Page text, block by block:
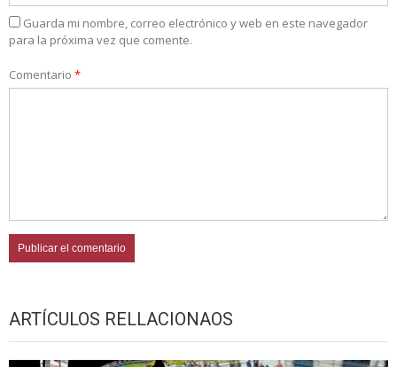
Guarda mi nombre, correo electrónico y web en este navegador
para la próxima vez que comente.
Comentario *
ARTÍCULOS RELLACIONAOS